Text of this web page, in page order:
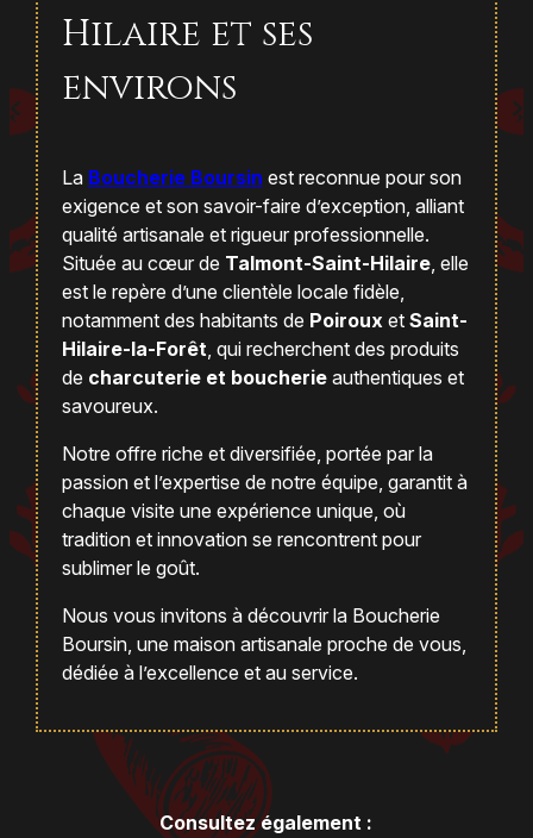
Hilaire et ses
environs
La Boucherie Boursin est reconnue pour son
exigence et son savoir-faire d’exception, alliant
qualité artisanale et rigueur professionnelle.
Située au cœur de Talmont-Saint-Hilaire, elle
est le repère d’une clientèle locale fidèle,
notamment des habitants de Poirouxet Saint-
Hilaire-la-Forêt, qui recherchent des produits
de charcuterie et boucherieauthentiques et
savoureux.
Notre offre riche et diversifiée, portée par la
passion et l’expertise de notre équipe, garantit à
chaque visite une expérience unique, où
tradition et innovation se rencontrent pour
sublimer le goût.
Nous vous invitons à découvrir la Boucherie
Boursin, une maison artisanale proche de vous,
dédiée à l’excellence et au service.
Consultez également :